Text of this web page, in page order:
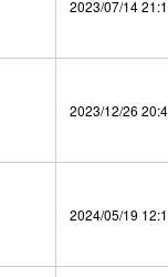
2023/07/14
2023/12/26
2024/05/19